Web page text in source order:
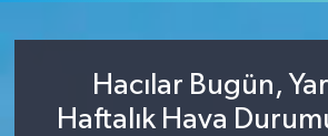
Hacılar Bugün,
Haftalık Hava
Süper Lig Puan Durumu ve